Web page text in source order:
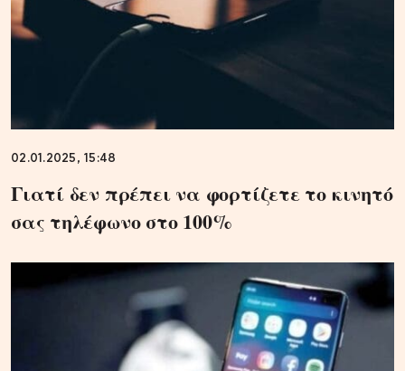
02.01.2025, 15:48
Γιατί δεν πρέπει να φορτίζετε το κινητό
σας τηλέφωνο στο 100%